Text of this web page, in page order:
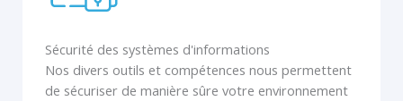
Sécurité des systèmes d'informations
Nos divers outils et compétences nous permettent
de sécuriser de manière sûre votre environnement